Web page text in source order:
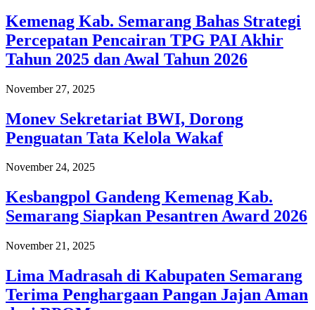
Kemenag Kab. Semarang Bahas Strategi
Percepatan Pencairan TPG PAI Akhir
Tahun 2025 dan Awal Tahun 2026
November 27, 2025
Monev Sekretariat BWI, Dorong
Penguatan Tata Kelola Wakaf
November 24, 2025
Kesbangpol Gandeng Kemenag Kab.
Semarang Siapkan Pesantren Award 2026
November 21, 2025
Lima Madrasah di Kabupaten Semarang
Terima Penghargaan Pangan Jajan Aman